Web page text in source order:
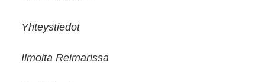
Yhteystiedot
Ilmoita Reimarissa